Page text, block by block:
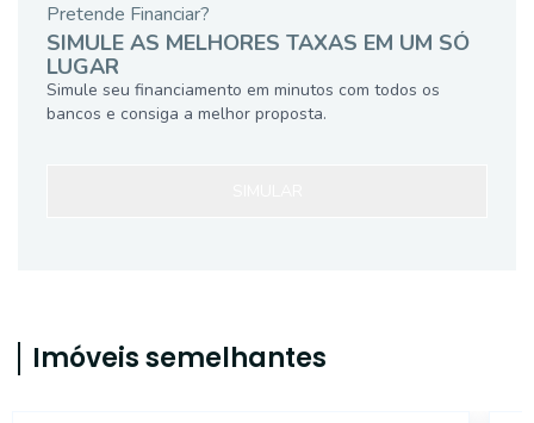
Pretende Financiar?
SIMULE AS MELHORES TAXAS EM UM SÓ
LUGAR
Simule seu financiamento em minutos com todos os
bancos e consiga a melhor proposta.
Imóveis semelhantes